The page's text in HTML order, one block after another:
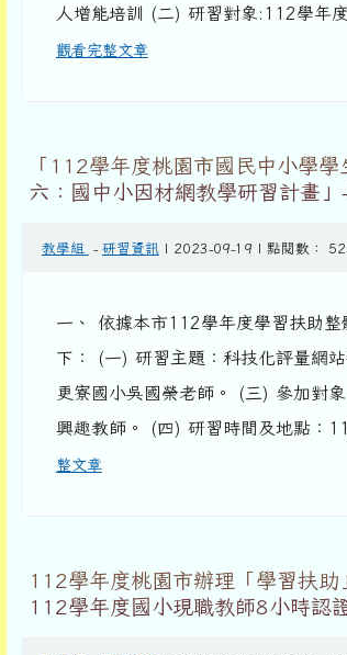
人增能培訓 (二) 研習對象:112學年
觀看完整文章
「112學年度桃園市國民中小學
六：國中小因材網教學研習計畫」
教學組 - 研習資訊| 2023-09-19 | 點閱數：
一、 依據本市112學年度學習扶助
下： (一) 研習主題：科技化評量網
更寮國小吳國榮老師。 (三) 參加對
興趣教師。 (四) 研習時間及地點：
整文章
112學年度桃園市辦理「學習扶
112學年度國小現職教師8小時認